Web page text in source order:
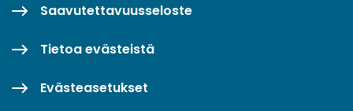
Saavutettavuusseloste
Tietoa evästeistä
Evästeasetukset